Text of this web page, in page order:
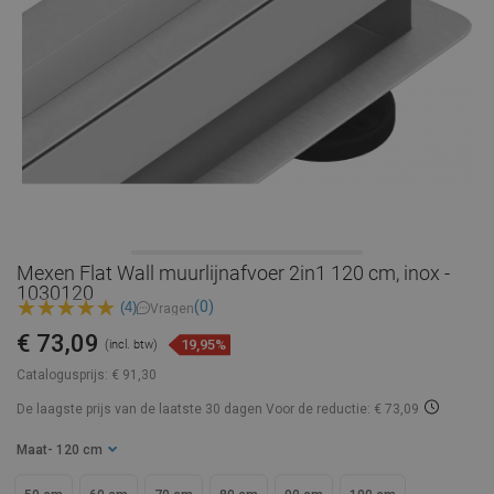
Mexen Flat Wall muurlijnafvoer 2in1 120 cm, inox -
1030120
(4) Vragen(0)
Catalogusprijs: € 91,30
€ 73,09 (incl. btw) 19,95%
De laagste prijs van de laatste 30 dagen Voor de reductie: € 73,09
Maat - 120 cm